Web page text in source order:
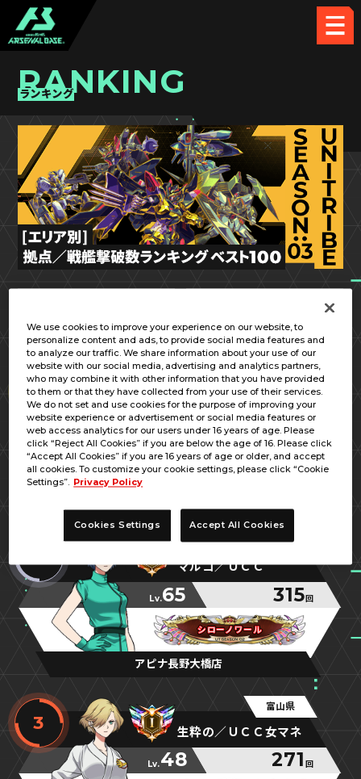
RANKING
ランキング
1
福井県
レーヴェ
Lv.65 392回
最強メンタル
最強メンタル
最強メンタル
長野県
マルコ／ＵＣＣ
Lv.65 315 回
シローノワール
シローノワール
シローノワール
アピナ長野大橋店
3
富山県
生粋の／ＵＣＣ女マネ
Lv.48 271 回
We use cookies to improve your experience on our website, to
personalize content and ads, to provide social media features and
to analyze our traffic. We share information about your use of our
website with our social media, advertising and analytics partners,
who may combine it with other information that you have provided
to them or that they have collected from your use of their services.
We do not set and use cookies for the purpose of improving your
website experience or advertisement or social media features or
web access analytics for our users under 16 years of age. Please
click “Reject All Cookies” if you are below the age of 16. Please click
“Accept All Cookies” if you are 16 years of age or older, and accept
all cookies. To customize your cookie settings, please click “Cookie
Settings”. Privacy Policy
Cookies Settings Accept All Cookies